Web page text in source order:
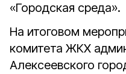
«Городская среда».
На итоговом
комитета ЖКХ
Алексеевского